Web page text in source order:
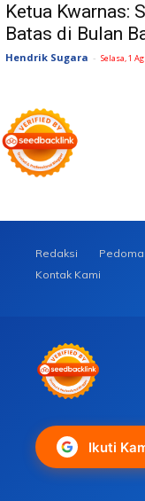
Ketua Kwarnas:
Batas di Bulan
Hendrik Sugara - Selasa, 1
Redaksi
Kontak Kami
Ikuti